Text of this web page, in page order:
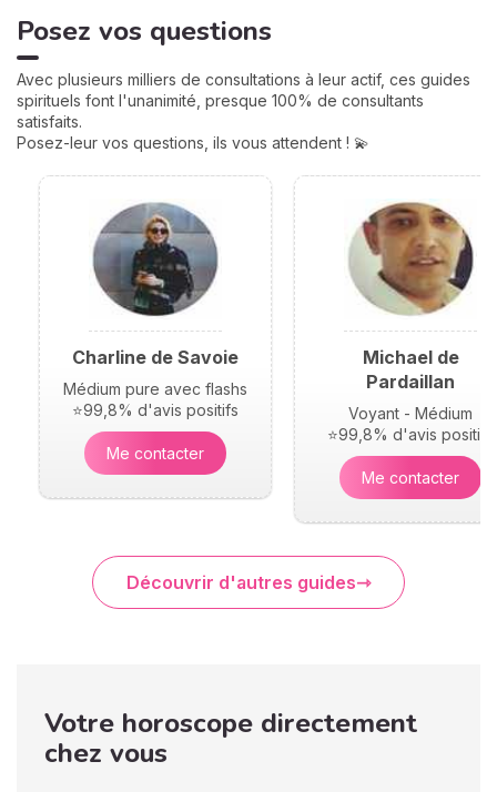
naissance, elles jouent un
rôle très important pour
personnalité et votre avenir.
Voici leurs significations !
Posez vos questions
Avec plusieurs milliers de consultations à leur actif, ces guides
spirituels font l'unanimité, presque 100% de consultants
satisfaits.
Posez-leur vos questions, ils vous attendent ! 💫
Charline de Savoie
Médium pure avec flashs
⭐99,8% d'avis positifs
Me contacter
Michael de
Pardaillan
Voyant - Médium
⭐99,8% d'avis positifs
Me contacter
Découvrir d'autres guides
Votre horoscope directement
chez vous